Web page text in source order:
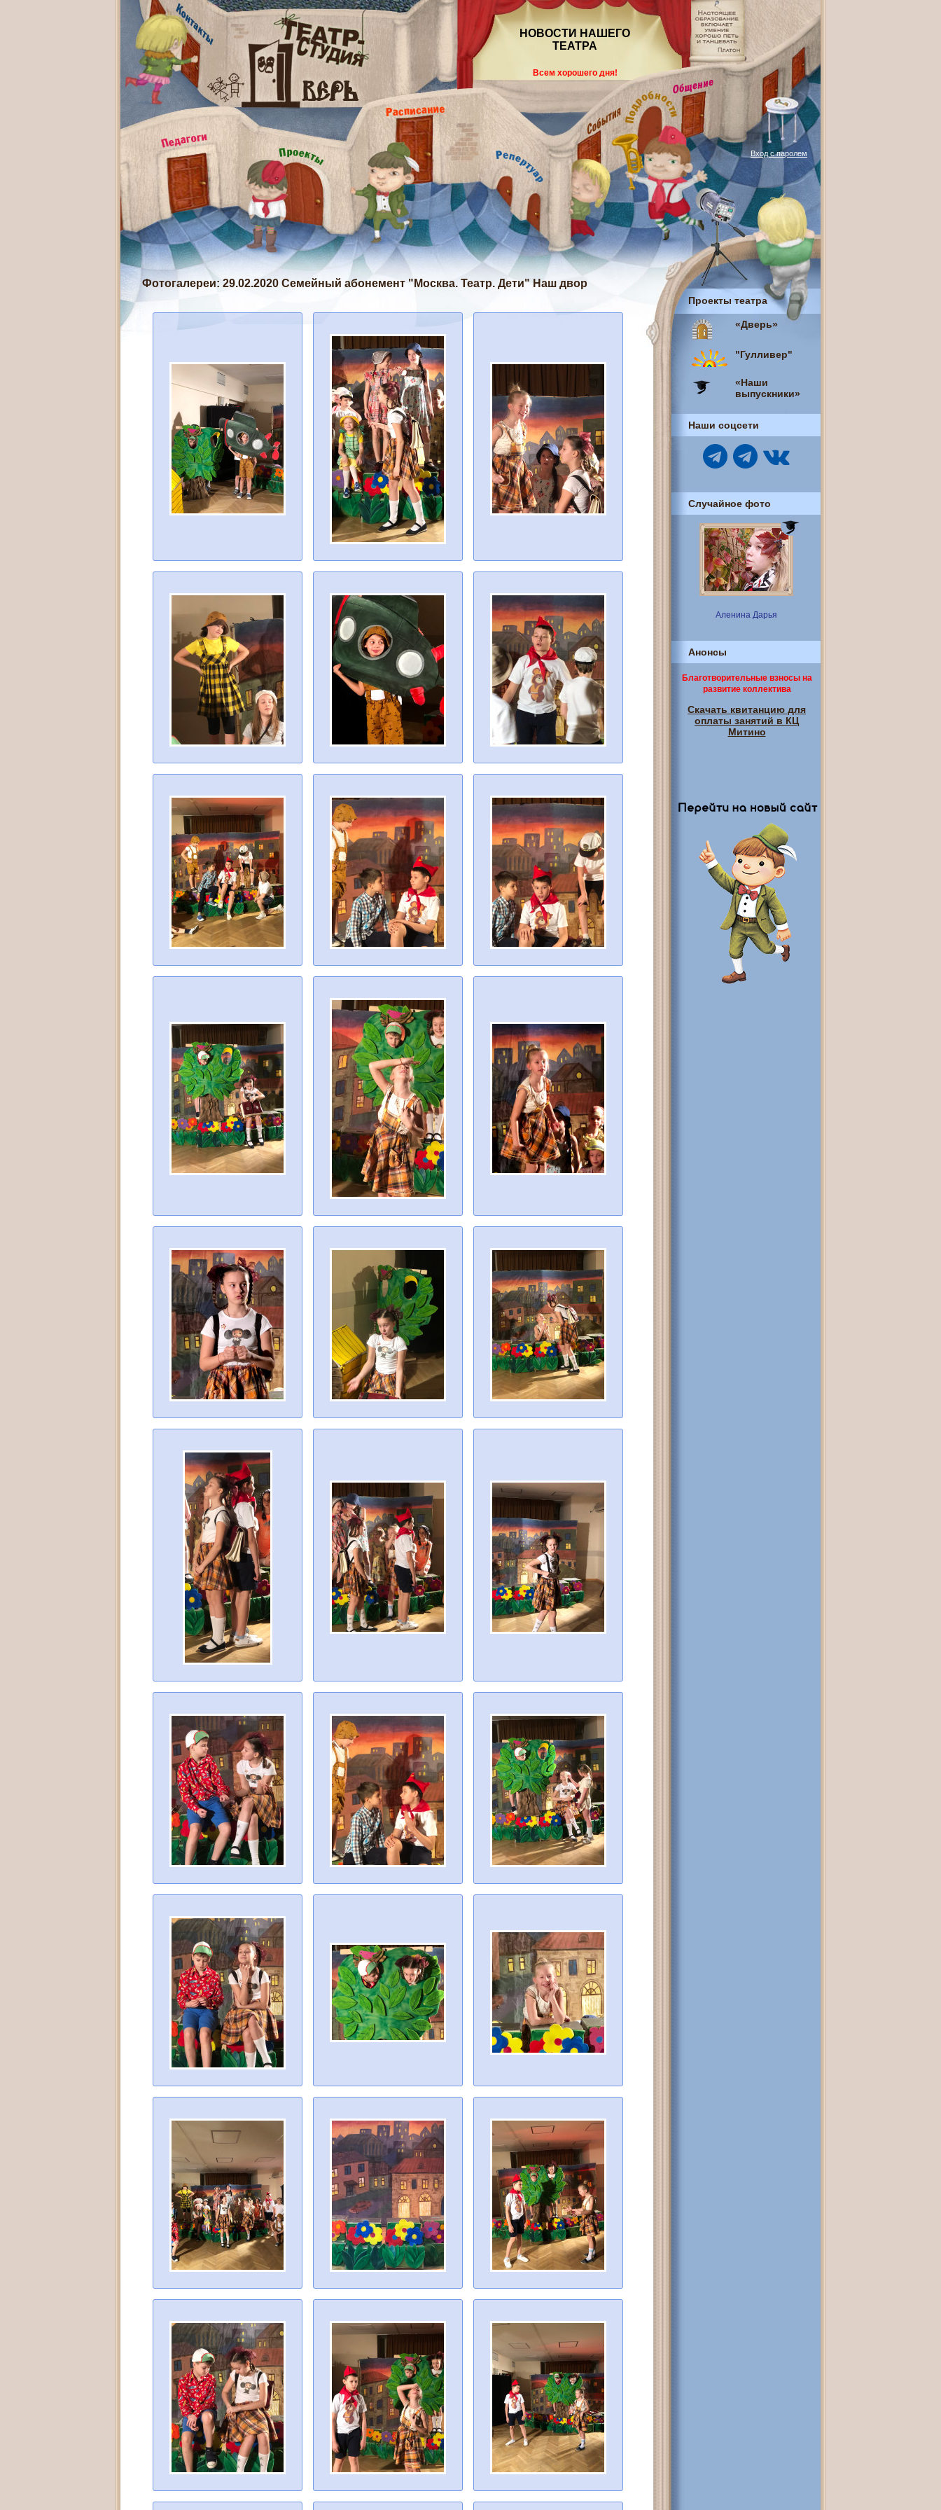
НОВОСТИ НАШЕГО
ТЕАТРА
Всем хорошего дня!
Вход с паролем
Фотогалереи: 29.02.2020 Семейный абонемент "Москва. Театр. Дети" Наш двор
Проекты театра
«Дверь»
"Гулливер"
«Наши
выпускники»
Наши соцсети
Случайное фото
Аленина Дарья
Анонсы
Благотворительные взносы на
развитие коллектива
Скачать квитанцию для
оплаты занятий в КЦ
Митино